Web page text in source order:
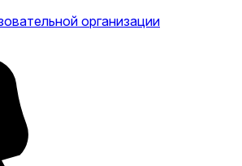
организации